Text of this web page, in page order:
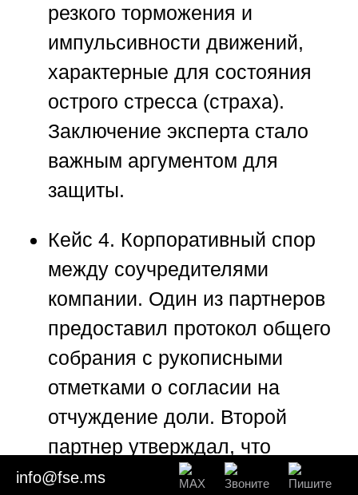
резкого торможения и
импульсивности движений,
характерные для состояния
острого стресса (страха).
Заключение эксперта стало
важным аргументом для
защиты.
Кейс 4. Корпоративный спор
между соучредителями
компании. Один из партнеров
предоставил протокол общего
собрания с рукописными
отметками о согласии на
отчуждение доли. Второй
партнер утверждал, что
подпись и текст выполнены не
info@fse.ms